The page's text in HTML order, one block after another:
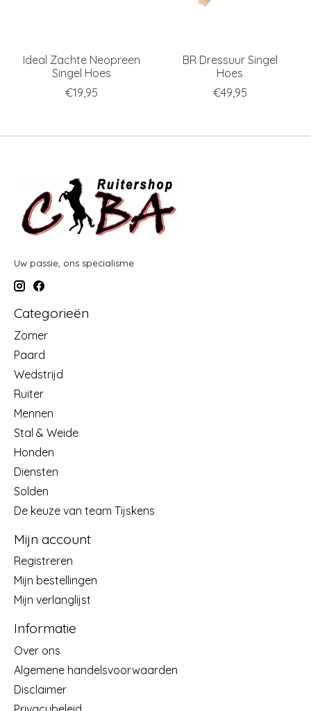
Ideal Zachte Neopreen
Singel Hoes
€19,95
BR Dressuur Singel
Hoes
€49,95
Uw passie, ons specialisme
Categorieën
Zomer
Paard
Wedstrijd
Ruiter
Mennen
Stal & Weide
Honden
Diensten
Solden
De keuze van team Tijskens
Mijn account
Registreren
Mijn bestellingen
Mijn verlanglijst
Informatie
Over ons
Algemene handelsvoorwaarden
Disclaimer